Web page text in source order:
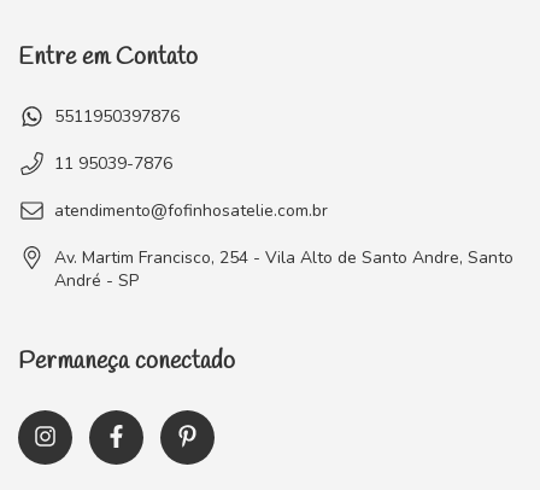
Entre em Contato
5511950397876
11 95039-7876
atendimento@fofinhosatelie.com.br
Av. Martim Francisco, 254 - Vila Alto de Santo Andre, Santo
André - SP
Permaneça conectado